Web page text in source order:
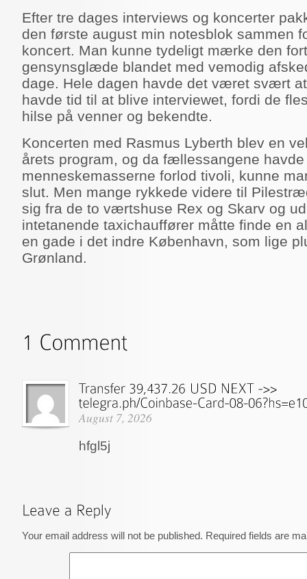
Efter tre dages interviews og koncerter
den første august min notesblok sammen
koncert. Man kunne tydeligt mærke den
gensynsglæde blandet med vemodig
dage. Hele dagen havde det været svært
havde tid til at blive interviewet, fordi de
hilse på venner og bekendte.
Koncerten med Rasmus Lyberth blev en
årets program, og da fællessangene
menneskemasserne forlod tivoli, kunne
slut. Men mange rykkede videre til
sig fra de to værtshuse Rex og Skarv og
intetanende taxichauffører måtte finde en
en gade i det indre København, som lige
Grønland.
August 7, 2026
hfgl5j
Your email address will not be published. Required fields are